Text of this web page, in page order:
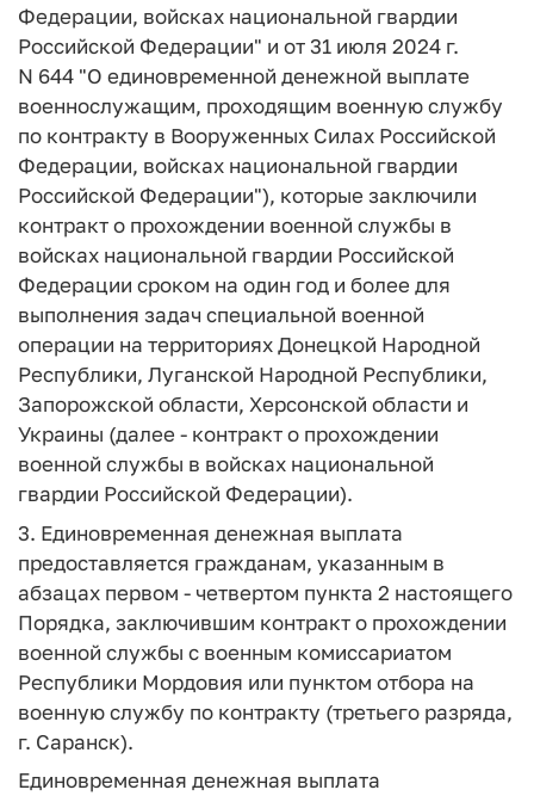
Федерации, войсках национальной гвардии
Российской Федерации" и от 31 июля 2024 г.
N 644 "О единовременной денежной выплате
военнослужащим, проходящим военную службу
по контракту в Вооруженных Силах Российской
Федерации, войсках национальной гвардии
Российской Федерации"), которые заключили
контракт о прохождении военной службы в
войсках национальной гвардии Российской
Федерации сроком на один год и более для
выполнения задач специальной военной
операции на территориях Донецкой Народной
Республики, Луганской Народной Республики,
Запорожской области, Херсонской области и
Украины (далее - контракт о прохождении
военной службы в войсках национальной
гвардии Российской Федерации).
3. Единовременная денежная выплата
предоставляется гражданам, указанным в
абзацах первом - четвертом пункта 2 настоящего
Порядка, заключившим контракт о прохождении
военной службы с военным комиссариатом
Республики Мордовия или пунктом отбора на
военную службу по контракту (третьего разряда,
г. Саранск).
Единовременная денежная выплата